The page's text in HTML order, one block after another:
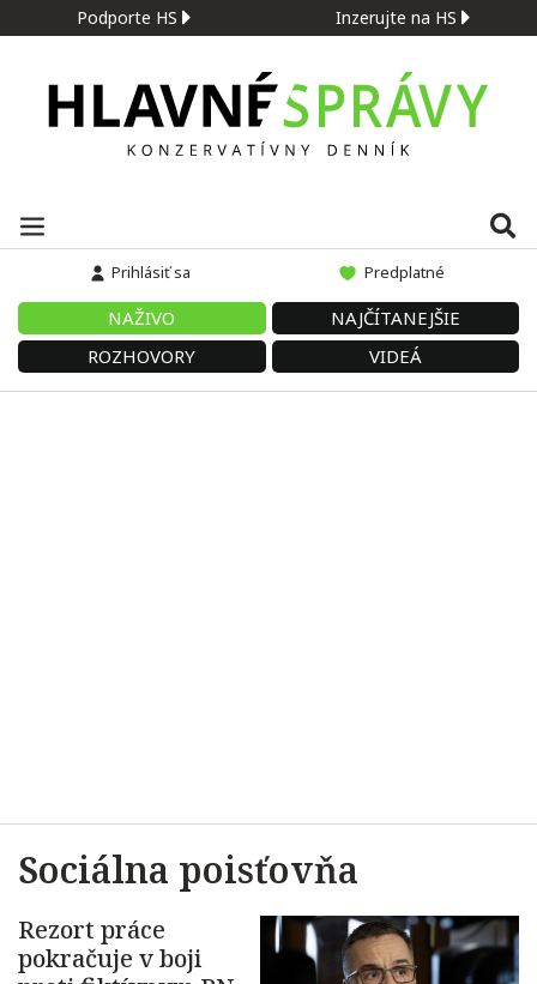
Podporte HS Inzerujte na HS
Prihlásiť sa Predplatné
NAŽIVO
NAJČÍTANEJŠIE
ROZHOVORY
VIDEÁ
Sociálna poisťovňa
Rezort práce
pokračuje v boji